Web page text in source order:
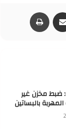
مشاركة عبر البريد
ضبط مخزن غير
بالبساتين